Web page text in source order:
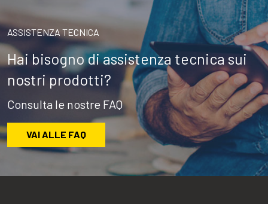
ASSISTENZA TECNICA
Hai bisogno di assistenza tecnica sui
nostri prodotti?
Consulta le nostre FAQ
VAI ALLE FAQ